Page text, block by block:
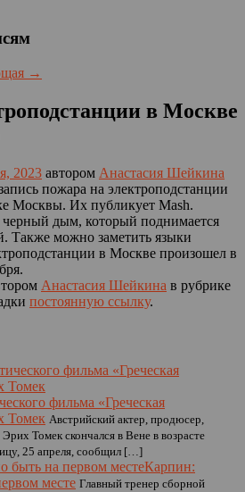
→
в Москве
2023 автором Анастасия Шейкина
пожара на электроподстанции
Москвы. Их публикует Mash.
черный дым, который поднимается
Также можно заметить языки
в Москве произошел в
Анастасия Шейкина в рубрике
постоянную ссылку.
фильма «Греческая
Томек Австрийский актер, продюсер,
Томек скончался в Вене в возрасте
25 апреля, сообщил […]
Карпин:
месте Главный тренер сборной